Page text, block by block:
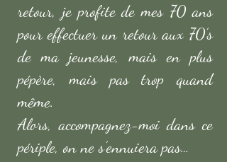
retour, je profite de mes 70 ans
pour effectuer un retour aux 70’s
de ma jeunesse, mais en plus
pépère, mais pas trop quand
même.
Alors, accompagnez-moi dans ce
périple, on ne s’ennuiera pas…